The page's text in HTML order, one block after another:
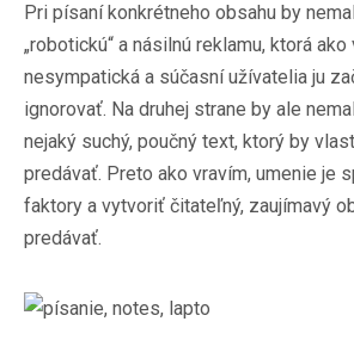
Pri písaní konkrétneho obsahu by
„robotickú“ a násilnú reklamu, ktorá
nesympatická a súčasní užívatelia ju
ignorovať. Na druhej strane by ale
nejaký suchý, poučný text, ktorý by
predávať. Preto ako vravím, umenie je
faktory a vytvoriť čitateľný, zaujímavý
predávať.